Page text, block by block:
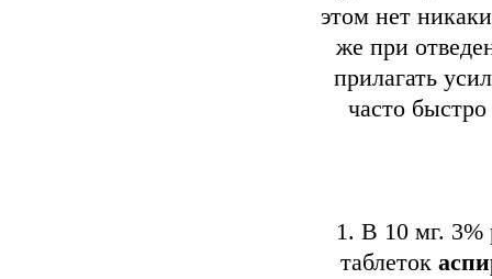
этом нет
же при
прилагать
часто
1. В 10 мг. 3%
таблеток